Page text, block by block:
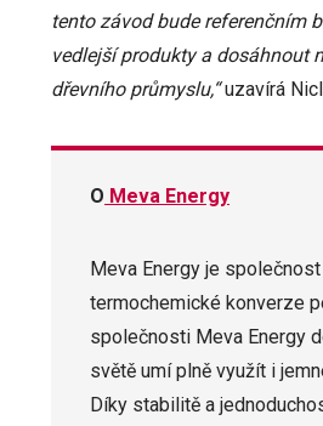
tento závod bude referenčním
vedlejší produkty a dosáhnout
dřevního průmyslu,“uzavírá
O Meva Energy
Meva Energy je
termochemické konverze
společnosti Meva Energy
světě umí plně využít i
Díky stabilitě a